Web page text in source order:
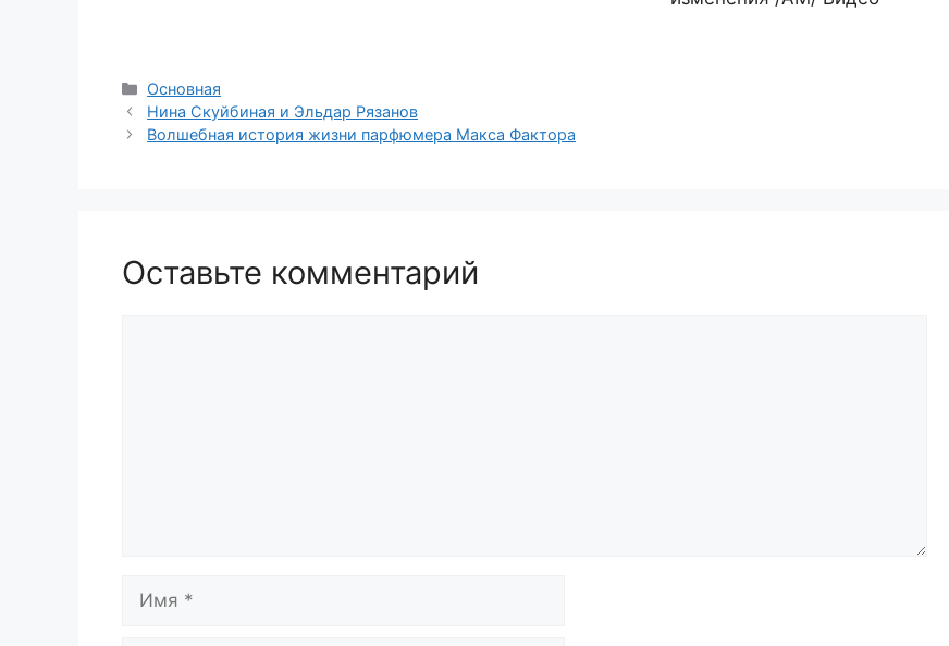
Рубрики
Основная
Нина Скуйбиная и Эльдар Рязанов
Волшебная история жизни парфюмера Макса Фактора
Оставьте комментарий